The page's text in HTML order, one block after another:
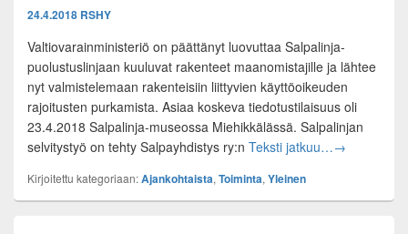
24.4.2018 RSHY
Valtiovarainministeriö on päättänyt luovuttaa Salpalinja-
puolustuslinjaan kuuluvat rakenteet maanomistajille ja lähtee
nyt valmistelemaan rakenteisiin liittyvien käyttöoikeuden
rajoitusten purkamista. Asiaa koskeva tiedotustilaisuus oli
23.4.2018 Salpalinja-museossa Miehikkälässä. Salpalinjan
selvitystyö on tehty Salpayhdistys ry:n Teksti jatkuu…RSHYry:n
→
Kirjoitettu kategoriaan:Ajankohtaista, Toiminta, Yleinen